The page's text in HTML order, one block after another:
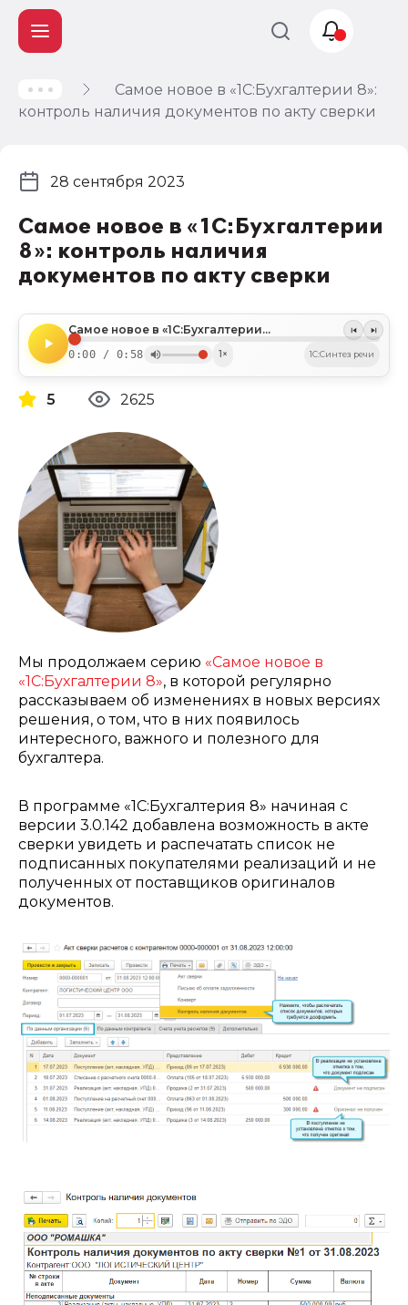
Самое новое в «1С:Бухгалтерии 8»:
контроль наличия документов по акту сверки
Самое новое в «1С:Бухгалтерии
8»: контроль наличия
документов по акту сверки
Самое новое в «1С:Бухгалтерии 8»: контроль наличия документов по акту сверки
0:00 / 0:58 1× 1C:Синтез речи
28 сентября 2023
5 2625
Мы продолжаем серию «Самое новое в
«1С:Бухгалтерии 8», в которой регулярно
рассказываем об изменениях в новых версиях
решения, о том, что в них появилось
интересного, важного и полезного для
бухгалтера.
В программе «1С:Бухгалтерия 8» начиная с
версии 3.0.142 добавлена возможность в акте
сверки увидеть и распечатать список не
подписанных покупателями реализаций и не
полученных от поставщиков оригиналов
документов.
Учет и
налогообложение